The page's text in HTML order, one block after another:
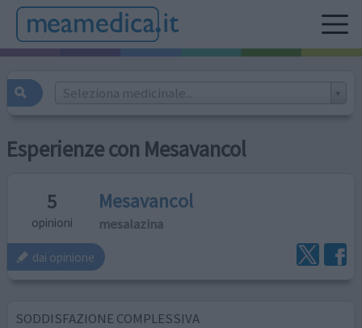
Seleziona medicinale...
Esperienze con Mesavancol
5
opinioni
Mesavancol
mesalazina
dai opinione
SODDISFAZIONE COMPLESSIVA